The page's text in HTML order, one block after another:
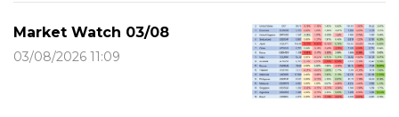
Market Watch 03/08
03/08/2026 11:09